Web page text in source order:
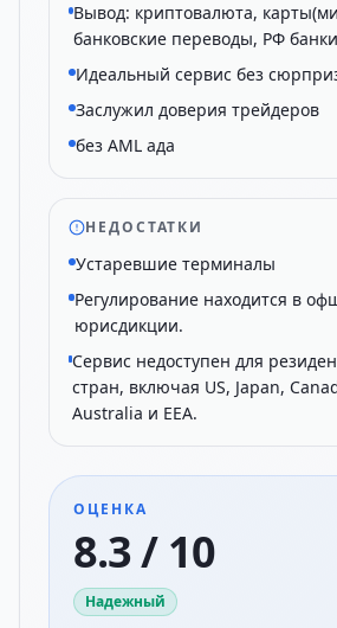
Вывод: криптовалюта,
банковские переводы, РФ
Идеальный сервис без
Заслужил доверия трейдеров
без AML ада
НЕДОСТАТКИ
Устаревшие терминалы
Регулирование находится в
юрисдикции.
Сервис недоступен для
стран, включая US, Japan,
Australia и EEA.
ОЦЕНКА
8.3 / 10
Надежный